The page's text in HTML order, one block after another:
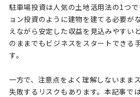
お電話でのお問い
0120-
駐車場投資は人気の土地活用法の1つ
ョン投資のように建物を建てる必要が
えながら安定した収益を見込みやすい
のままでもビジネスをスタートできる
す。
一方で、注意点をよく理解しないまま
失敗するリスクもあります。本記事で